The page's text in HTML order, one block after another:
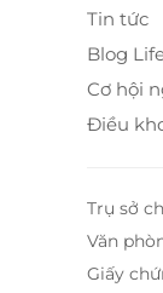
Tin tức
Blog
Cơ hội
Điều
Trụ sở
Văn
Giấy